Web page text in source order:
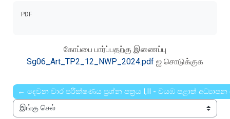
PDF
கோப்பை பார்ப்பதற்கு இணைப்பு
Sg06_Art_TP2_12_NWP_2024.pdf ஐ சொடுக்குக
← දෙවන වාර පරීක්ෂණය ප්‍රශ්න පත්‍රය I,II - වයඹ පළාත්
இங்கு செல்